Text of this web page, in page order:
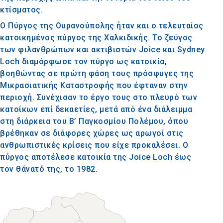
κτίσματος.
Ο Πύργος της Ουρανούπολης ήταν και ο τελευταίος
κατοικημένος πύργος της Χαλκιδικής. Το ζεύγος
των φιλανθρώπων και ακτιβιστών Joice και Sydney
Loch διαμόρφωσε τον πύργο ως κατοικία,
βοηθώντας σε πρώτη φάση τους πρόσφυγες της
Μικρασιατικής Καταστροφής που έφταναν στην
περιοχή. Συνέχισαν το έργο τους στο πλευρό των
κατοίκων επί δεκαετίες, μετά από ένα διάλειμμα
στη διάρκεια του Β’ Παγκοσμίου Πολέμου, όπου
βρέθηκαν σε διάφορες χώρες ως αρωγοί στις
ανθρωπιστικές κρίσεις που είχε προκαλέσει. Ο
πύργος αποτέλεσε κατοικία της Joice Loch έως
τον θάνατό της, το 1982.